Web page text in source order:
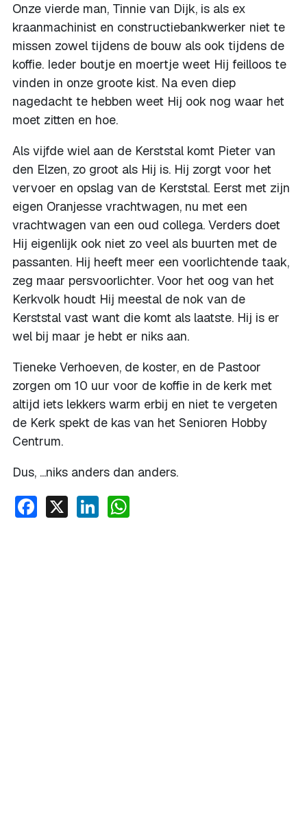
Onze vierde man, Tinnie van Dijk, is als ex
kraanmachinist en constructiebankwerker niet te
missen zowel tijdens de bouw als ook tijdens de
koffie. Ieder boutje en moertje weet Hij feilloos te
vinden in onze groote kist. Na even diep
nagedacht te hebben weet Hij ook nog waar het
moet zitten en hoe.
Als vijfde wiel aan de Kerststal komt Pieter van
den Elzen, zo groot als Hij is. Hij zorgt voor het
vervoer en opslag van de Kerststal. Eerst met zijn
eigen Oranjesse vrachtwagen, nu met een
vrachtwagen van een oud collega. Verders doet
Hij eigenlijk ook niet zo veel als buurten met de
passanten. Hij heeft meer een voorlichtende taak,
zeg maar persvoorlichter. Voor het oog van het
Kerkvolk houdt Hij meestal de nok van de
Kerststal vast want die komt als laatste. Hij is er
wel bij maar je hebt er niks aan.
Tieneke Verhoeven, de koster, en de Pastoor
zorgen om 10 uur voor de koffie in de kerk met
altijd iets lekkers warm erbij en niet te vergeten
de Kerk spekt de kas van het Senioren Hobby
Centrum.
Dus, ...niks anders dan anders.
Facebook
X LinkedIn